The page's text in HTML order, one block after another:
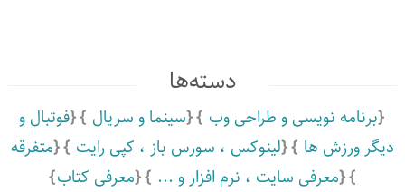
دسته‌ها
برنامه نویسی و طراحی وب سینما و سریال
فوتبال و
دیگر ورزش ها
لینوکس ،‌ سورس باز ،‌ کپی رایت
متفرقه
معرفی سایت ،‌ نرم افزار و ...
معرفی کتاب